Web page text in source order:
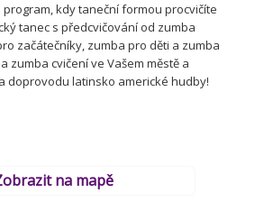
kdy taneční formou procvičíte
tanec s předcvičování od zumba
začátečníky, zumba pro děti a zumba
zumba cvičení ve Vašem městě a
doprovodu latinsko americké hudby!
na mapě